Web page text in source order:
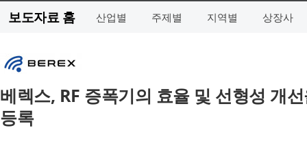
보도자료 홈 산업별 주제별 지역별 상장사
베렉스, RF 증폭기의 효율 및 선형성 개
등록